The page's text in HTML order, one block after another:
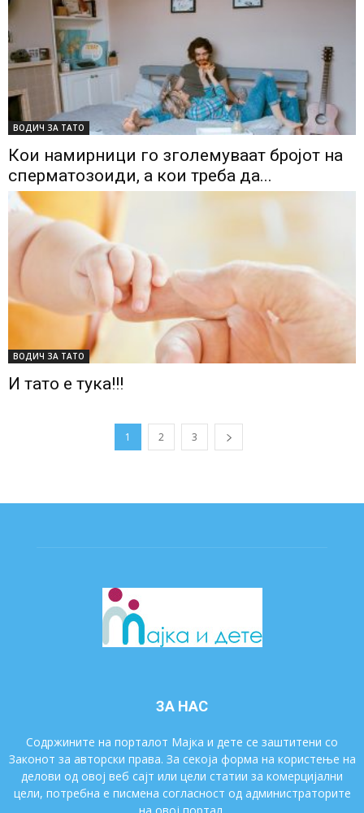
ВОДИЧ ЗА ТАТО
Кои намирници го зголемуваат бројот на
сперматозоиди, а кои треба да...
ВОДИЧ ЗА ТАТО
И тато е тука!!!
1 2 3
ЗА НАС
Содржините на порталот Мајка и дете се заштитени со
Законот за авторски права. За секоја форма на користење на
делови од овој веб сајт или цели статии за комерцијални
цели, потребна е писмена согласност од администраторите
на овој портал.